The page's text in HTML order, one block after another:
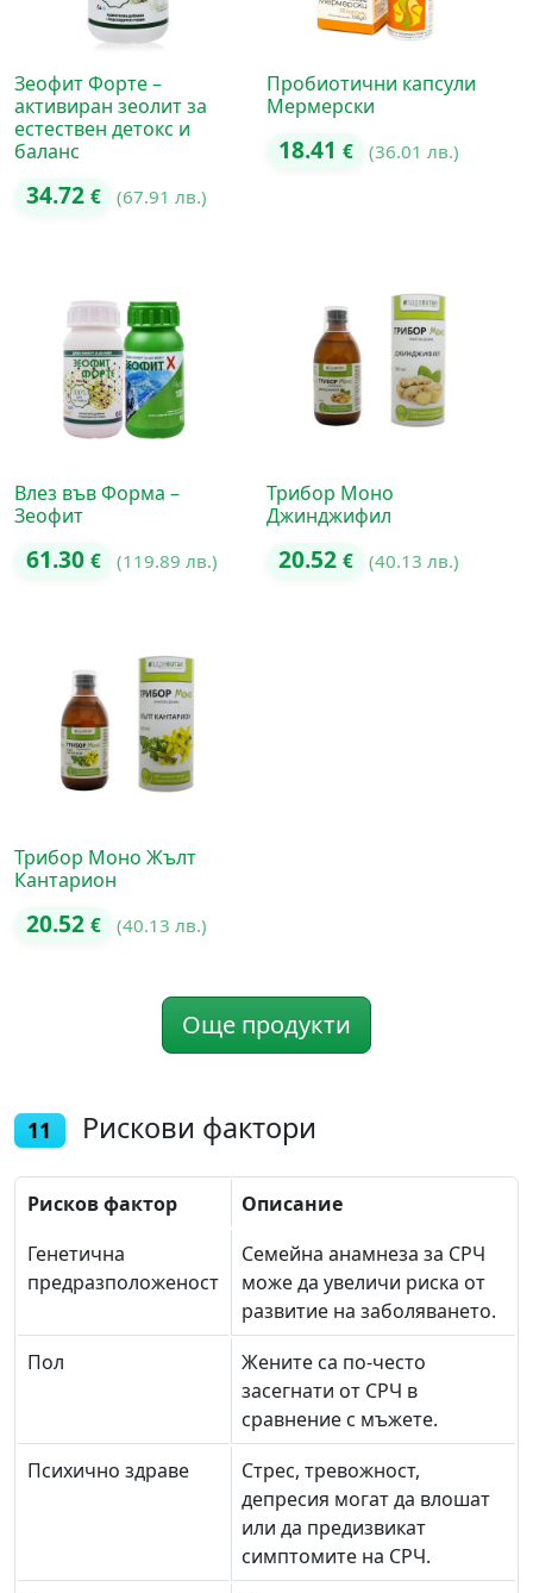
Зеофит Форте –
активиран зеолит за
естествен детокс и
баланс
34.72 € (67.91 лв.)
Пробиотични капсули
Мермерски
18.41 € (36.01 лв.)
Влез във Форма –
Зеофит
61.30 € (119.89 лв.)
Трибор Моно
Джинджифил
20.52 € (40.13 лв.)
Трибор Моно Жълт
Кантарион
20.52 € (40.13 лв.)
Още продукти
11 Рискови фактори
Рисков фактор
Описание
Генетична
предразположеност
Семейна анамнеза за СРЧ
може да увеличи риска от
развитие на заболяването.
Пол
Жените са по-често
засегнати от СРЧ в
сравнение с мъжете.
Психично здраве
Стрес, тревожност,
депресия могат да влошат
или да предизвикат
симптомите на СРЧ.